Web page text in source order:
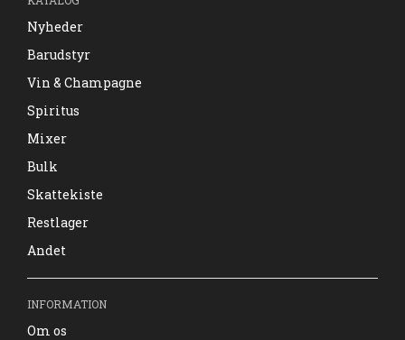
Nyheder
Barudstyr
Vin & Champagne
Spiritus
Mixer
Bulk
Skattekiste
Restlager
Andet
INFORMATION
Om os